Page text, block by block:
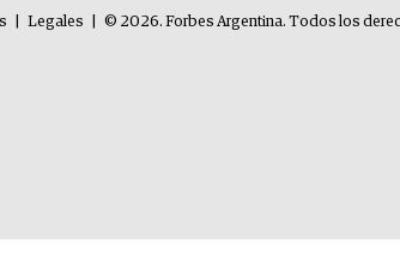
Legales
© 2026. Forbes Argentina. Todos los